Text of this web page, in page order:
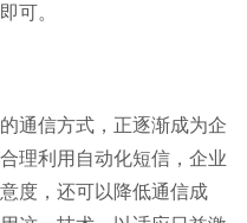
可。
通信方式，正逐渐成为企
理利用自动化短信，企业
度，还可以降低通信成